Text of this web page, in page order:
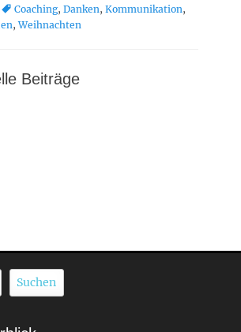
Schlagworte
Coaching, Danken, Kommunikation,
,Weihnachten
Beiträge
Suchen